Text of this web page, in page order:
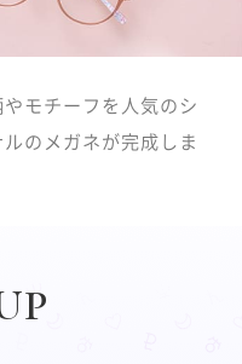
モチーフを人気のシ
のメガネが完成しま